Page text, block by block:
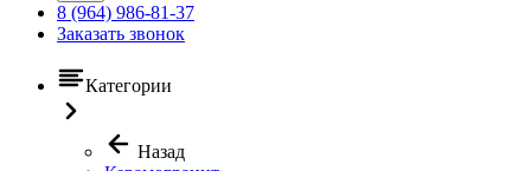
8 (964) 986-81-37
Заказать звонок
Категории
Назад